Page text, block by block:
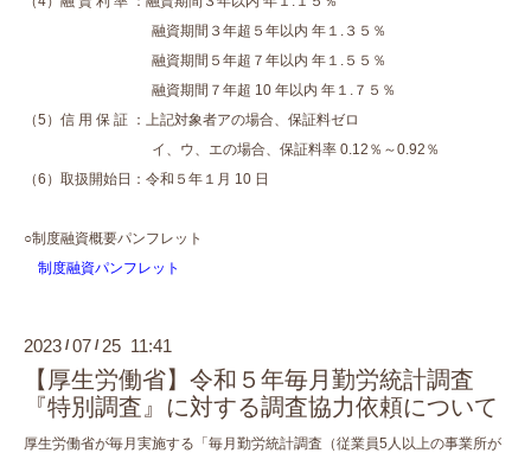
融資期間３年超５年以内 年１.３５％
融資期間５年超７年以内 年１.５５％
融資期間７年超 10 年以内 年１.７５％
（5）信 用 保 証 ：上記対象者アの場合、保証料ゼロ
イ、ウ、エの場合、保証料率 0.12％～0.92％
（6）取扱開始日：令和５年１月 10 日
○制度融資概要パンフレット
制度融資パンフレット
2023 /07 / 25 11:41
【厚生労働省】令和５年毎月勤労統計調査
『特別調査』に対する調査協力依頼について
厚生労働省が毎月実施する「毎月勤労統計調査（従業員5人以上の事業所が